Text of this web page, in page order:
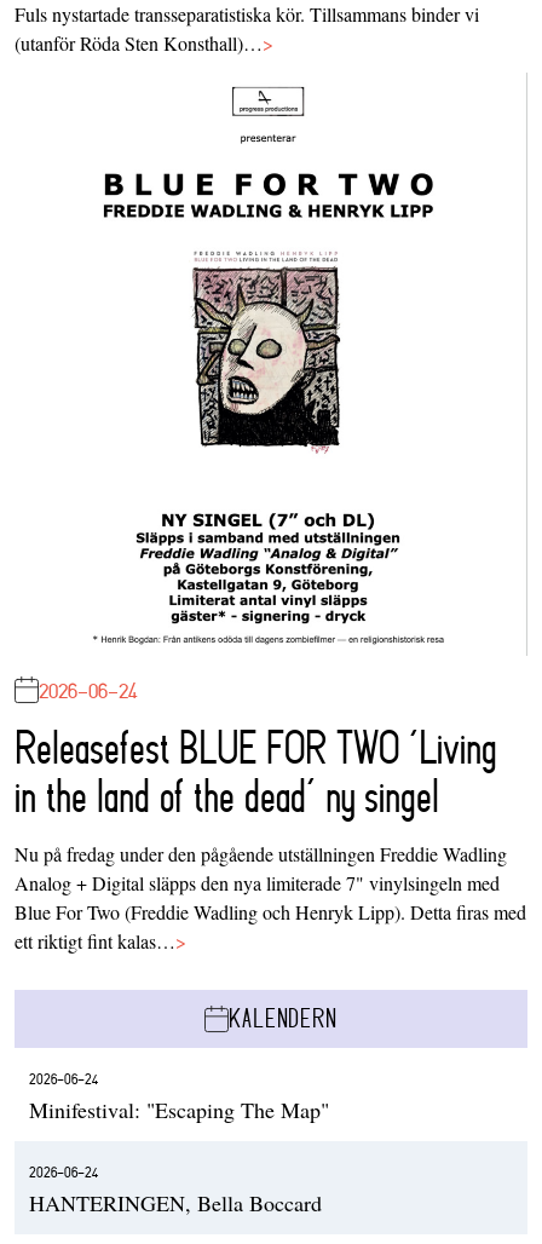
Fuls nystartade transseparatistiska kör. Tillsammans binder vi
(utanför Röda Sten Konsthall)…>
2026-06-24
Releasefest BLUE FOR TWO ‘Living
in the land of the dead’ ny singel
Nu på fredag under den pågående utställningen Freddie Wadling
Analog + Digital släpps den nya limiterade 7" vinylsingeln med
Blue For Two (Freddie Wadling och Henryk Lipp). Detta firas med
ett riktigt fint kalas…>
KALENDERN
2026-06-24
Minifestival: "Escaping The Map"
2026-06-24
HANTERINGEN, Bella Boccard